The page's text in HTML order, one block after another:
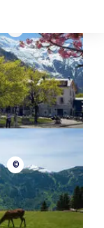
©